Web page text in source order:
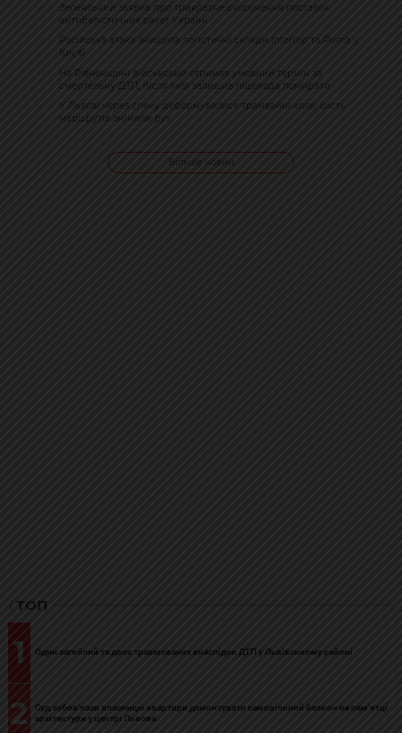
Зеленський заявив про трикратне скорочення поставок
антибалістичних ракет Україні
Російська атака знищила логістичні склади Intertop та Puma у
Києві
На Рівненщині військовий отримав умовний термін за
смертельну ДТП, після якої залишив пішохода помирати
У Львові через спеку деформувалися трамвайні колії: шість
маршрутів змінили рух
Більше новин
ТОП
1 Один загиблий та двоє травмованих внаслідок ДТП у Львівському районі
2
Суд зобов’язав власницю квартири демонтувати самовільний балкон на пам’ятці
архітектури у центрі Львова